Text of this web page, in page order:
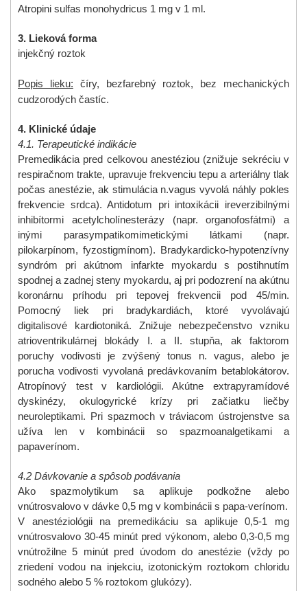
Atropini sulfas monohydricus 1 mg v 1 ml.
3. Lieková forma
injekčný roztok
Popis lieku:
číry, bezfarebný roztok, bez mechanických
cudzorodých častíc.
4. Klinické údaje
4.1. Terapeutické indikácie
Premedikácia pred celkovou anestéziou (znižuje sekréciu v
respiračnom trakte, upravuje frekvenciu tepu a arteriálny tlak
počas anestézie, ak stimulácia n.vagus vyvolá náhly pokles
frekvencie srdca). Antidotum pri intoxikácii ireverzibilnými
inhibítormi acetylcholínesterázy (napr. organofosfátmi) a
inými parasympatikomimetickými látkami (napr.
pilokarpínom, fyzostigmínom). Bradykardicko-hypotenzívny
syndróm pri akútnom infarkte myokardu s postihnutím
spodnej a zadnej steny myokardu, aj pri podozrení na akútnu
koronárnu príhodu pri tepovej frekvencii pod 45/min.
Pomocný liek pri bradykardiách, ktoré vyvolávajú
digitalisové kardiotoniká. Znižuje nebezpečenstvo vzniku
atrioventrikulárnej blokády I. a II. stupňa, ak faktorom
poruchy vodivosti je zvýšený tonus n. vagus, alebo je
porucha vodivosti vyvolaná predávkovaním betablokátorov.
Atropínový test v kardiológii. Akútne extrapyramídové
dyskinézy, okulogyrické krízy pri začiatku liečby
neuroleptikami. Pri spazmoch v tráviacom ústrojenstve sa
užíva len v kombinácii so spazmoanalgetikami a
papaverínom.
4.2 Dávkovanie a spôsob podávania
Ako spazmolytikum sa aplikuje podkožne alebo
vnútrosvalovo v dávke 0,5 mg v kombinácii s papa-verínom.
V anestéziológii na premedikáciu sa aplikuje 0,5-1 mg
vnútrosvalovo 30-45 minút pred výkonom, alebo 0,3-0,5 mg
vnútrožilne 5 minút pred úvodom do anestézie (vždy po
zriedení vodou na injekciu, izotonickým roztokom chloridu
sodného alebo 5 % roztokom glukózy).